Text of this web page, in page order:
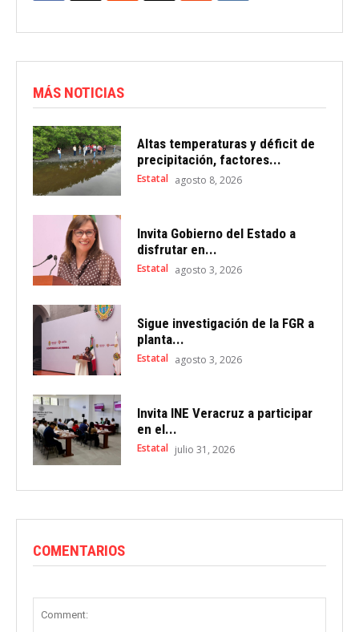
MÁS NOTICIAS
Altas temperaturas y déficit de
precipitación, factores...
Estatal agosto 8, 2026
Invita Gobierno del Estado a
disfrutar en...
Estatal agosto 3, 2026
Sigue investigación de la FGR a
planta...
Estatal agosto 3, 2026
Invita INE Veracruz a participar
en el...
Estatal julio 31, 2026
COMENTARIOS